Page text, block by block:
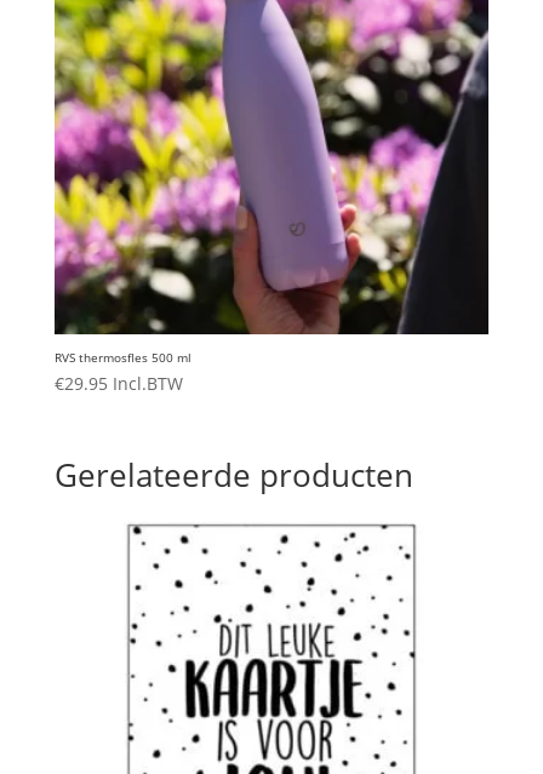
RVS thermosfles 500 ml
€29.95 Incl.BTW
Gerelateerde producten